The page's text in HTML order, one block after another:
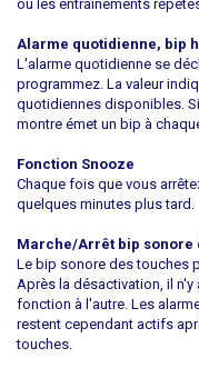
ou les entraînements
Alarme quotidienne, bip
L'alarme quotidienne se
programmez. La valeur
quotidiennes disponibles.
montre émet un bip à
Fonction Snooze
Chaque fois que vous
quelques minutes plus tard.
Marche/Arrêt bip sonore
Le bip sonore des touches
Après la désactivation, il
fonction à l'autre. Les
restent cependant actifs
touches.